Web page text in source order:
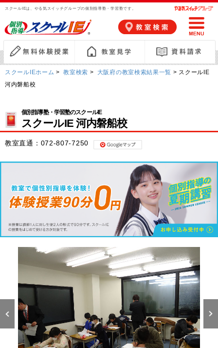
スクールIEは、やる気スイッチグループの個別指導塾・学習塾です。
スクールIEホーム > 教室検索 > 大阪府の教室検索結果一覧 > スクールIE
河内磐船校
個別指導塾・学習塾のスクールIE
スクールIE 河内磐船校
教室直通： 072-807-7250